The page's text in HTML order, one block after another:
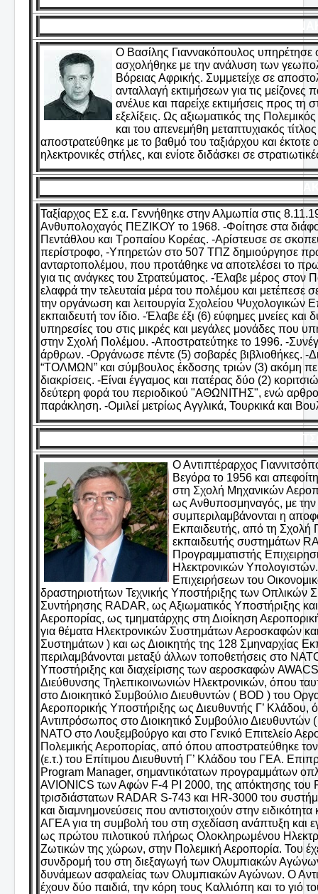
Ο Βασίλης Γιαννακόπουλος υπηρέτησε
ασχολήθηκε με την ανάλυση των
Βόρειας Αφρικής. Συμμετείχε σε
ανταλλαγή εκτιμήσεων για τις
ανέλυε και παρείχε εκτιμήσεις προς τη
εξελίξεις. Ως αξιωματικός της
και του απενεμήθη μεταπτυχιακός
αποστρατεύθηκε με το βαθμό του ταξιάρχου και έκτοτε
ηλεκτρονικές στήλες, και ενίοτε διδάσκει σε
Ταξίαρχος ΕΣ ε.α. Γεννήθηκε στην Αλμωπία στις
Ανθυπολοχαγός ΠΕΖΙΚΟΥ το 1968. -Φοίτησε στα
Πεντάθλου και Τροπαίου Κορέας. -Αρίστευσε σε
περίστροφο, -Υπηρετών στο 507 ΤΠΖ δημιούργησε
ανταρτοπολέμου, που προτάθηκε να αποτελέσει το
για τις ανάγκες του Στρατεύματος. -Έλαβε μέρος
ελαφρά την τελευταία μέρα του πολέμου και
την οργάνωση και λειτουργία Σχολείου Ψυχολογικών
εκπαιδευτή τον ίδιο. -Έλαβε έξι (6) εύφημες μνείες
υπηρεσίες του στις μικρές και μεγάλες μονάδες που
στην Σχολή Πολέμου. -Αποστρατεύτηκε το 1996. -
άρθρων. -Οργάνωσε πέντε (5) σοβαρές βιβλιοθήκες. -
“ΤΟΛΜΩΝ” και σύμβουλος έκδοσης τριών (3) ακόμη
διακρίσεις. -Είναι έγγαμος και πατέρας δύο (2)
δεύτερη φορά του περιοδικού "ΑΘΩΝΙΤΗΣ", ενώ
παράκληση. -Ομιλεί μετρίως Αγγλικά, Τουρκικά και
Ο Αντιπτέραρχος
Βεγόρα το 1956 και
στη Σχολή Μηχανικών
ως Ανθυποσμηναγός, με την
συμπεριλαμβάνονται η
Εκπαιδευτής, από τη
εκπαιδευτής συστημάτων
Προγραμματιστής
Ηλεκτρονικών Υπολογιστών.
Επιχειρήσεων του
δραστηριοτήτων Τεχνικής Υποστήριξης των Οπλικών
Συντήρησης RADAR, ως Αξιωματικός Υποστήριξης
Αεροπορίας, ως τμηματάρχης στη Διοίκηση
για θέματα Ηλεκτρονικών Συστημάτων Αεροσκαφών
Συστημάτων ) και ως Διοικητής της 128 Σμηναρχίας
περιλαμβάνονται μεταξύ άλλων τοποθετήσεις στο
Υποστήριξης και διαχείρισης των αεροσκαφών
Διεύθυνσης Τηλεπικοινωνιών Ηλεκτρονικών, όπου
στο Διοικητικό Συμβούλιο Διευθυντών ( BOD ) του
Αεροπορικής Υποστήριξης ως Διευθυντής Γ’ Κλάδου,
Αντιπρόσωπος στο Διοικητικό Συμβούλιο
ΝΑΤΟ στο Λουξεμβούργο και στο Γενικό Επιτελείο
Πολεμικής Αεροπορίας, από όπου αποστρατεύθηκε
(ε.τ.) του Επίτιμου Διευθυντή Γ’ Κλάδου του ΓΕΑ.
Program Manager, σημαντικότατων προγραμμάτων
AVIONICS των Αφών F-4 PI 2000, της απόκτησης
τρισδιάστατων RADAR S-743 και ΗR-3000 του
και διαμνημονεύσεις που αντιστοιχούν στην
ΑΓΕΑ για τη συμβολή του στη σχεδίαση ανάπτυξη
ως πρώτου πιλοτικού πλήρως Ολοκληρωμένου
Ζωτικών της χώρων, στην Πολεμική Αεροπορία. Του
συνδρομή του στη διεξαγωγή των Ολυμπιακών
δυνάμεων ασφαλείας των Ολυμπιακών Αγώνων. Ο
έχουν δύο παιδιά, την κόρη τους Καλλιόπη και το γιό